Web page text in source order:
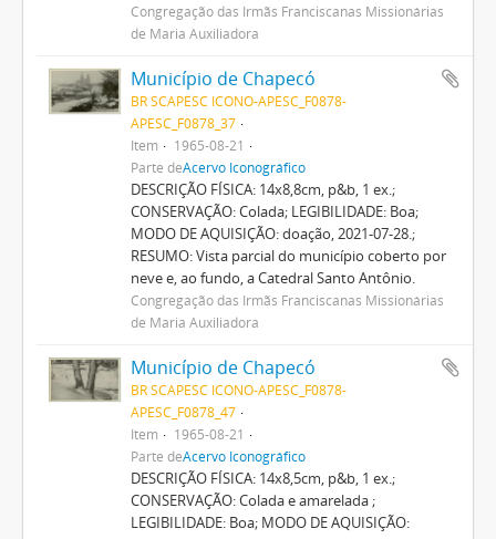
Congregação das Irmãs Franciscanas Missionárias
de Maria Auxiliadora
Município de Chapecó
BR SCAPESC ICONO-APESC_F0878-
APESC_F0878_37
Item
1965-08-21
Parte deAcervo Iconográfico
DESCRIÇÃO FÍSICA: 14x8,8cm, p&b, 1 ex.;
CONSERVAÇÃO: Colada; LEGIBILIDADE: Boa;
MODO DE AQUISIÇÃO: doação, 2021-07-28.;
RESUMO: Vista parcial do município coberto por
neve e, ao fundo, a Catedral Santo Antônio.
Congregação das Irmãs Franciscanas Missionárias
de Maria Auxiliadora
Município de Chapecó
BR SCAPESC ICONO-APESC_F0878-
APESC_F0878_47
Item
1965-08-21
Parte deAcervo Iconográfico
DESCRIÇÃO FÍSICA: 14x8,5cm, p&b, 1 ex.;
CONSERVAÇÃO: Colada e amarelada ;
LEGIBILIDADE: Boa; MODO DE AQUISIÇÃO: